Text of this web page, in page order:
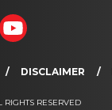
DISCLAIMER
RESERVED